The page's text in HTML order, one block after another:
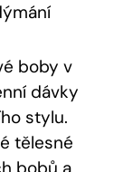
boby v
dávky
stylu.
tělesné